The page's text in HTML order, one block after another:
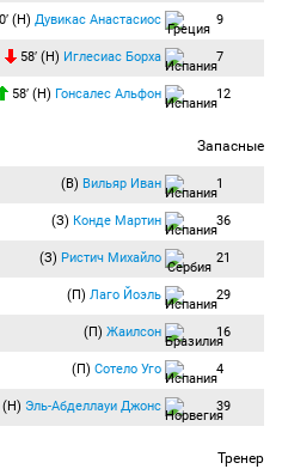
(Н) Дувикас Анастасиос 9
58′ (Н) Иглесиас Борха 7
58′ (Н) Гонсалес Альфон 12
Запасные
(В) Вильяр Иван 1
(З) Конде Мартин 36
(З) Ристич Михайло 21
(П) Лаго Йоэль 29
(П) Жаилсон 16
(П) Сотело Уго 4
(Н) Эль-Абделлауи Джонс 39
Тренер